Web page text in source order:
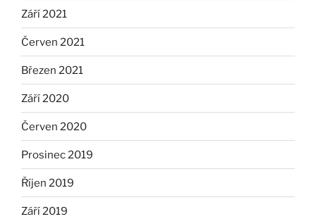
Září 2021
Červen 2021
Březen 2021
Září 2020
Červen 2020
Prosinec 2019
Říjen 2019
Září 2019